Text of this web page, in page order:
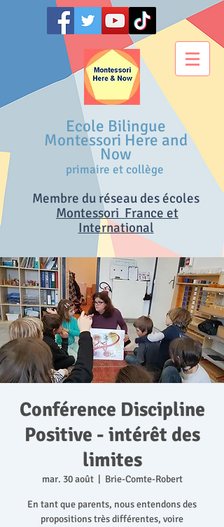
Ecole Bilingue
Montessori Here and
Now
primaire et collège
Membre du réseau des écoles
Montessori France et
International
Conférence Discipline
Positive - intérêt des
limites
mar. 30 août
  |
Brie-Comte-Robert
En tant que parents, nous entendons des
propositions très différentes, voire